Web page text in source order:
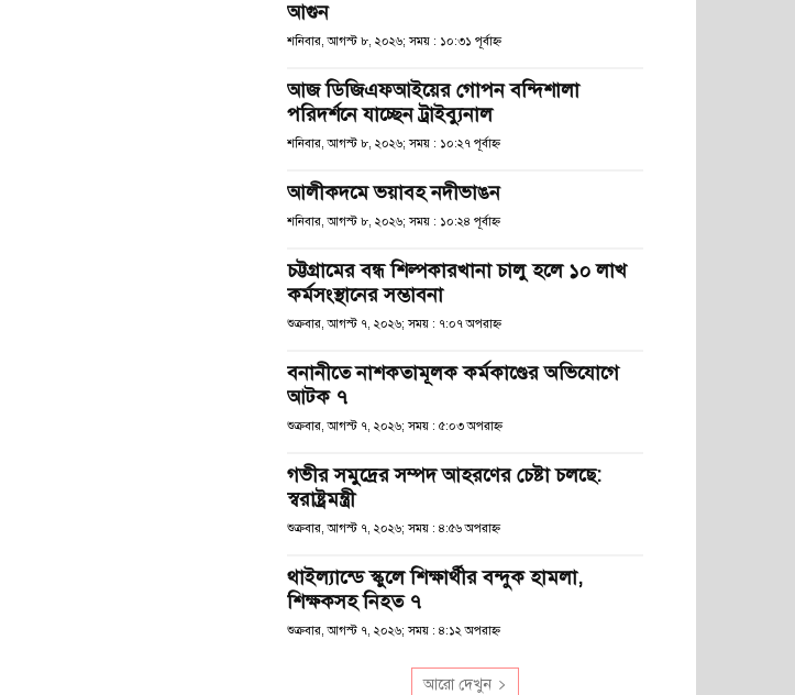
আগুন
শনিবার, আগস্ট ৮, ২০২৬; সময় : ১০:৩১ পূর্বাহ্ণ
আজ ডিজিএফআইয়ের গোপন বন্দিশালা
পরিদর্শনে যাচ্ছেন ট্রাইব্যুনাল
শনিবার, আগস্ট ৮, ২০২৬; সময় : ১০:২৭ পূর্বাহ্ণ
আলীকদমে ভয়াবহ নদীভাঙন
শনিবার, আগস্ট ৮, ২০২৬; সময় : ১০:২৪ পূর্বাহ্ণ
চট্টগ্রামের বন্ধ শিল্পকারখানা চালু হলে ১০ লাখ
কর্মসংস্থানের সম্ভাবনা
শুক্রবার, আগস্ট ৭, ২০২৬; সময় : ৭:০৭ অপরাহ্ণ
বনানীতে নাশকতামূলক কর্মকাণ্ডের অভিযোগে
আটক ৭
শুক্রবার, আগস্ট ৭, ২০২৬; সময় : ৫:০৩ অপরাহ্ণ
গভীর সমুদ্রের সম্পদ আহরণের চেষ্টা চলছে:
স্বরাষ্ট্রমন্ত্রী
শুক্রবার, আগস্ট ৭, ২০২৬; সময় : ৪:৫৬ অপরাহ্ণ
থাইল্যান্ডে স্কুলে শিক্ষার্থীর বন্দুক হামলা,
শিক্ষকসহ নিহত ৭
শুক্রবার, আগস্ট ৭, ২০২৬; সময় : ৪:১২ অপরাহ্ণ
আরো দেখুন